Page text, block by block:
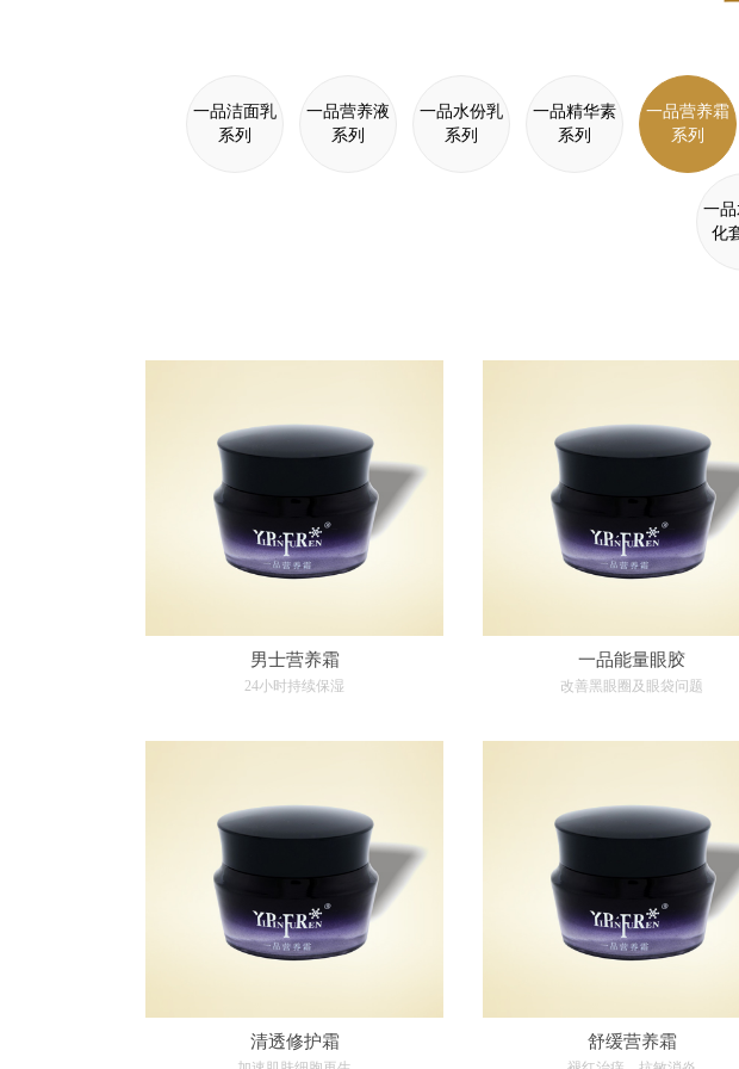
一品洁面乳
系列
一品营养液
系列
一品水份乳
系列
一品精华素
系列
一品营养霜
系列
一
化
男士营养霜
24小时持续保湿
一品能量眼胶
改善黑眼圈及眼袋问题
清透修护霜 舒缓营养霜